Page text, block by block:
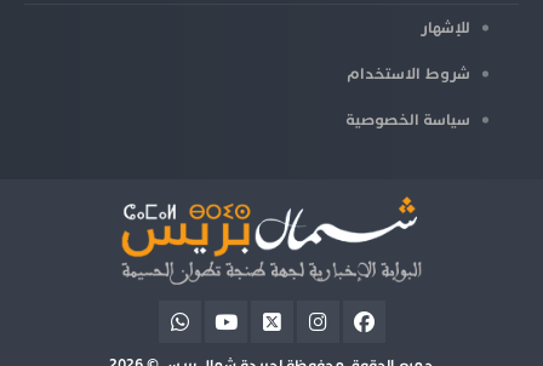
للإشهار
شروط الاستخدام
سياسة الخصوصية